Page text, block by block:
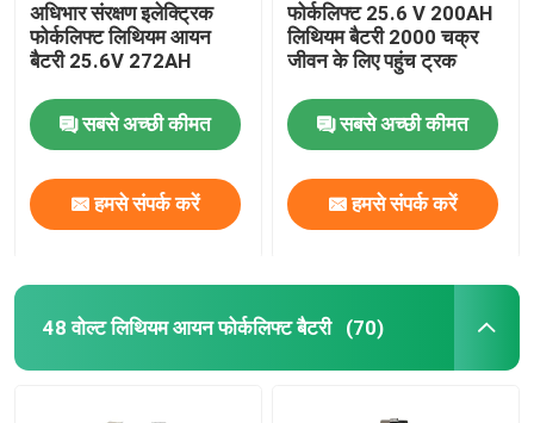
उत्पादों
हमारे बारे में
अधिभार संरक्षण इलेक्ट्रिक
फोर्कलिफ्ट लिथियम आयन
बैटरी 25.6V 272AH
सबसे अच्छी कीमत
हमसे संपर्क करें
फोर्कलिफ्ट 25.6 V 200AH
लिथियम बैटरी 2000 चक्र
जीवन के लिए पहुंच ट्रक
सबसे अच्छी कीमत
हमसे संपर्क करें
48 वोल्ट लिथियम आयन फोर्कलिफ्ट बैटरी (70)